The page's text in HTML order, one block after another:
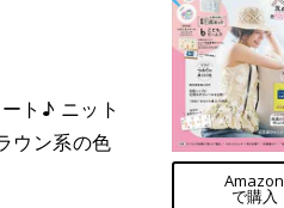
ト♪ ニット
ウン系の色
Amazon
で購入